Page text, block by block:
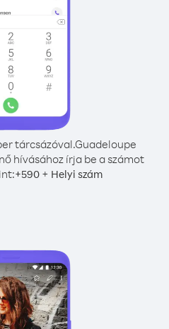
tárcsázóval.Guadeloupe
hívásához írja be a számot
+590+ Helyi szám